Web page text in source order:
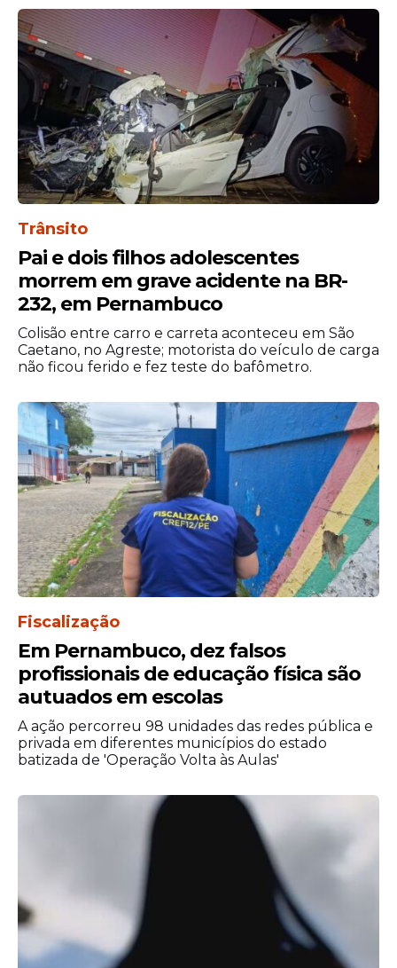
1 trevo , foram65.097 apostas ganhadoras
cada uma recebendo
R$ 6,00. Essas faixas
concentram a maior quantidade de
vencedores e reforçam o alcance do jogo.
A arrecadação total do concurso 346 foi de
R$ 5.902.128,00, valor queacompanha o
crescimento doprêmio acumuladoe o
aumento do número de apostas. O volume
mostra como os concursos acumulados
impulsionam a participação e mantêm o
interesse do público.
O resultado desta quarta-feira mantém o
cenário de expectativa para o próximo
sorteio, com prêmio ainda mais alto e
novas chances para quem busca acertar a
combinação completa da +Milionária.
Trânsito
Pai e dois filhos adolescentes
morrem em grave acidente na BR-
232, em Pernambuco
Colisão entre carro e carreta aconteceu em São
Caetano, no Agreste; motorista do veículo de carga
não ficou ferido e fez teste do bafômetro.
Fiscalização
Em Pernambuco, dez falsos
profissionais de educação física são
autuados em escolas
A ação percorreu 98 unidades das redes pública e
privada em diferentes municípios do estado
batizada de 'Operação Volta às Aulas'